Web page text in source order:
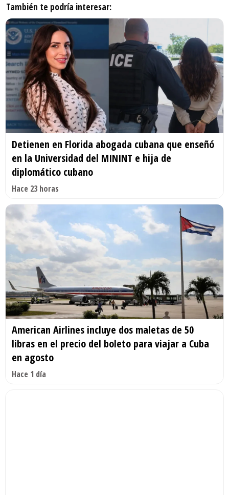
También te podría interesar:
Detienen en Florida abogada cubana que enseñó
en la Universidad del MININT e hija de
diplomático cubano
Hace 23 horas
American Airlines incluye dos maletas de 50
libras en el precio del boleto para viajar a Cuba
en agosto
Hace 1 día